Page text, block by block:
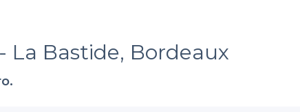
La Bastide, Bordeaux